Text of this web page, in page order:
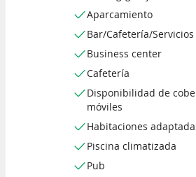
Aparcamiento
Bar/Cafetería/Servicios
Business center
Cafetería
Disponibilidad de
móviles
Habitaciones
Piscina climatizada
Pub